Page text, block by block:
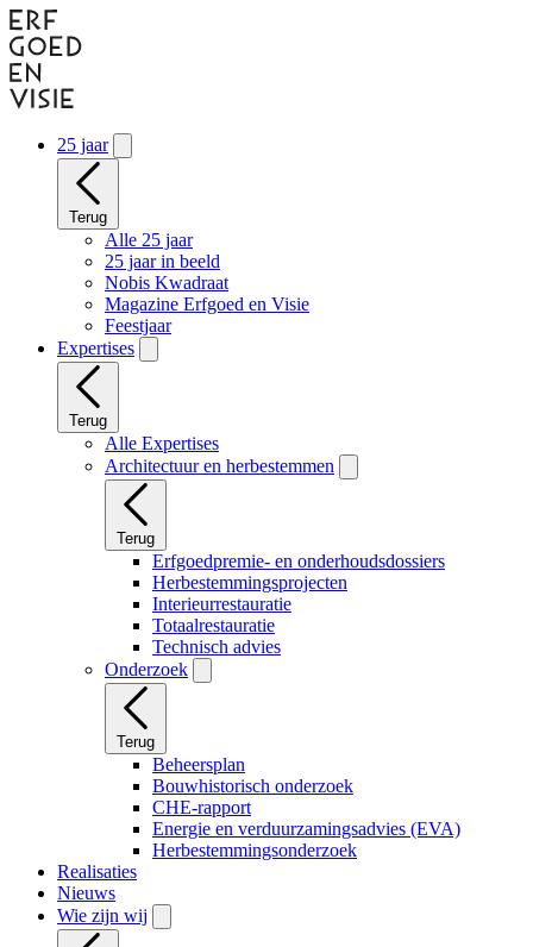
Naar
hoofdinhoud
gaan
25 jaar
Terug
Alle 25 jaar
25 jaar in beeld
Nobis Kwadraat
Magazine Erfgoed en Visie
Feestjaar
Expertises
Terug
Alle Expertises
Architectuur en herbestemmen
Terug
Erfgoedpremie- en onderhoudsdossiers
Herbestemmingsprojecten
Interieurrestauratie
Totaalrestauratie
Technisch advies
Onderzoek
Terug
Beheersplan
Bouwhistorisch onderzoek
CHE-rapport
Energie en verduurzamingsadvies (EVA)
Herbestemmingsonderzoek
Realisaties
Nieuws
Wie zijn wij